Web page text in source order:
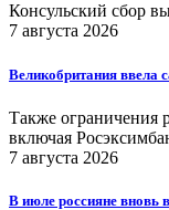
Консульский сбор
7 августа 2026
Великобритания ввела
Также ограничения
включая
7 августа 2026
В июле россияне вновь